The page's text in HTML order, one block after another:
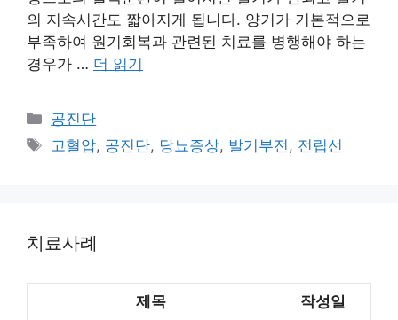
의 지속시간도 짧아지게 됩니다. 양기가 기본적으로
부족하여 원기회복과 관련된 치료를 병행해야 하는
경우가 … 더 읽기
카
테
공진단
태
고혈압, 공진단, 당뇨증상, 발기부전, 전립선
치료사례
제목 작성일